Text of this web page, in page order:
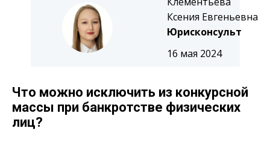
16 мая 2024
Ксения Евгеньевна
Юрисконсульт
Что можно исключить из конкурсной
массы при банкротстве физических
лиц?